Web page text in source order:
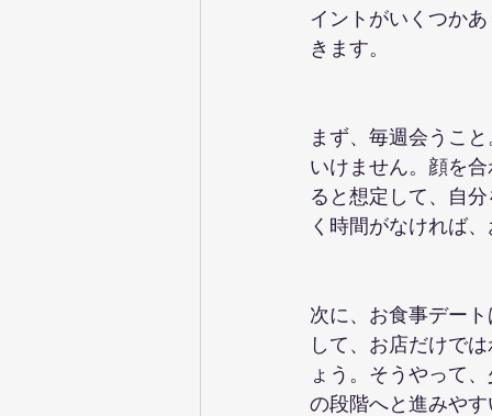
イントがいくつか
きます。
まず、毎週会うこ
いけません。顔を
ると想定して、自
く時間がなければ
次に、お食事デー
して、お店だけで
ょう。そうやって
の段階へと進みや